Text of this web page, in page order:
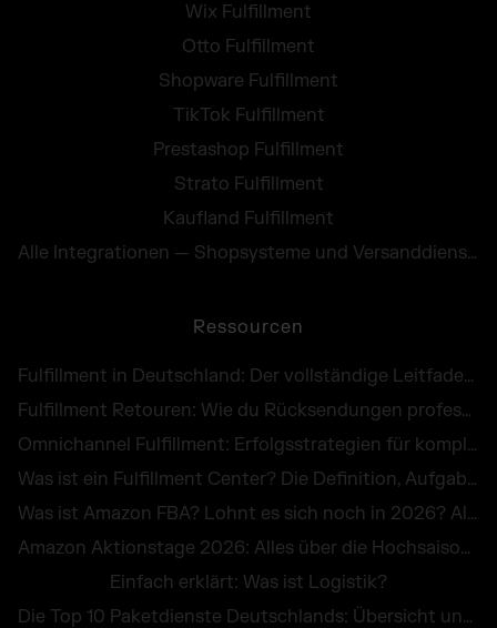
Wix Fulfillment
Otto Fulfillment
Shopware Fulfillment
TikTok Fulfillment
Prestashop Fulfillment
Strato Fulfillment
Kaufland Fulfillment
Alle Integrationen — Shopsysteme und Versanddienste
Ressourcen
Fulfillment in Deutschland: Der vollständige Leitfaden für E-Commerce Händler
Fulfillment Retouren: Wie du Rücksendungen professionell abwickelst und als Chance nutzt
Omnichannel Fulfillment: Erfolgsstrategien für komplexe Unternehmenslogistik
Was ist ein Fulfillment Center? Die Definition, Aufgaben und Kosten im großen Überblick
Was ist Amazon FBA? Lohnt es sich noch in 2026? Alle Infos zu Kosten, Vorteilen & Alternativen
Amazon Aktionstage 2026: Alles über die Hochsaison im Online-Handel
Einfach erklärt: Was ist Logistik?
Die Top 10 Paketdienste Deutschlands: Übersicht und Vergleich aller Versanddienstleister